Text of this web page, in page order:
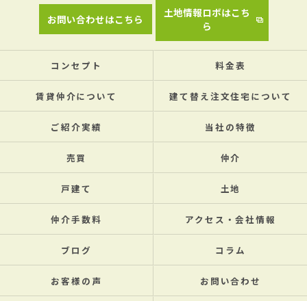
お問い合わせはこちら
土地情報ロボはこち
ら
コンセプト 料金表
賃貸仲介について 建て替え注文住宅について
ご紹介実績 当社の特徴
売買 仲介
戸建て 土地
仲介手数料 アクセス・会社情報
ブログ コラム
お客様の声 お問い合わせ